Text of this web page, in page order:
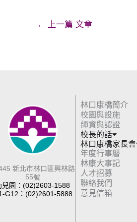
← 上一篇 文章
新北市林口區興林路
55號
兒園：(02)2603-1588
G12：(02)2601-5888
林口康橋簡介
校園與設施
師資與認證
校長的話
林口康橋家長會
年度行事曆
林康大事記
人才招募
聯絡我們
意見信箱